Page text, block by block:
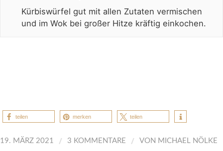
Kürbiswürfel gut mit allen Zutaten vermischen
und im Wok bei großer Hitze kräftig einkochen.
teilen merken teilen
19. MÄRZ 2021 / 3 KOMMENTARE / VON MICHAEL NÖLKE